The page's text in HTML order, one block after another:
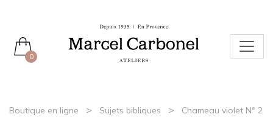
0
Boutique en ligne > Sujets bibliques > Chameau violet N° 2